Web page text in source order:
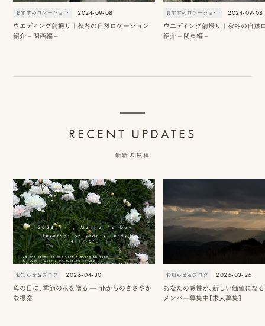
おすすめロケーションスポット 2024-09-08
ウエディング前撮り｜秋冬の自然ロケーション
紹介 – 関西編 –
おすすめロケーションスポット 2024-09-08
ウエディング前撮り｜秋冬の自然
紹介 – 関東編 –
RECENT UPDATES
最新の投稿
お知らせ＆ブログ 2026-04-30
母の日に、季節の花を贈る — rihからのささやか
な提案
お知らせ＆ブログ 2026-03-26
あなたの感性が、新しい価値にな
メンバー募集中【求人募集】